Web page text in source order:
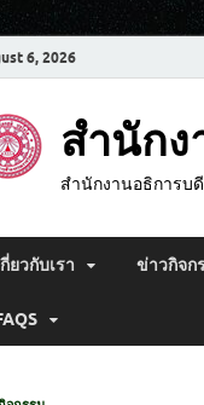
6, 2026
สำนัก
สำนักงานอธิการบ
กี่ยวกับเรา ข่าวกิจก